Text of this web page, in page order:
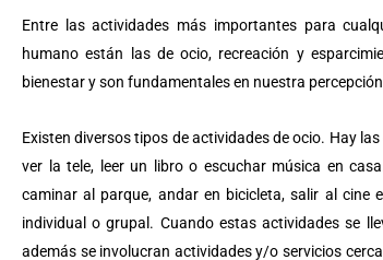
Entre las actividades más importantes para
humano están las de ocio, recreación y
bienestar y son fundamentales en nuestra
Existen diversos tipos de actividades de ocio. Hay
ver la tele, leer un libro o escuchar música en
caminar al parque, andar en bicicleta, salir al cine
individual o grupal. Cuando estas actividades se
además se involucran actividades y/o servicios